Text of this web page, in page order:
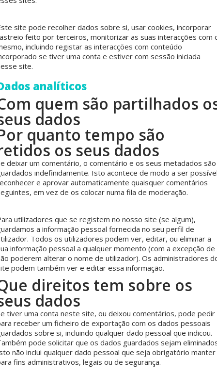
site pode recolher dados sobre si, usar cookies, incorporar
feito por terceiros, monitorizar as suas interacções com
incluindo registar as interacções com conteúdo
se tiver uma conta e estiver com sessão iniciada
site.
analíticos
quem são partilhados
dados
quanto tempo são
os seus dados
deixar um comentário, o comentário e os seus metadados são
indefinidamente. Isto acontece de modo a ser
e aprovar automaticamente quaisquer comentários
em vez de os colocar numa fila de moderação.
utilizadores que se registem no nosso site (se algum),
a informação pessoal fornecida no seu perfil de
Todos os utilizadores podem ver, editar, ou eliminar a
informação pessoal a qualquer momento (com a excepção de
poderem alterar o nome de utilizador). Os administradores
podem também ver e editar essa informação.
direitos tem sobre os
dados
tiver uma conta neste site, ou deixou comentários, pode pedir
receber um ficheiro de exportação com os dados pessoais
sobre si, incluindo qualquer dado pessoal que indicou.
pode solicitar que os dados guardados sejam
não inclui qualquer dado pessoal que seja obrigatório manter
fins administrativos, legais ou de segurança.